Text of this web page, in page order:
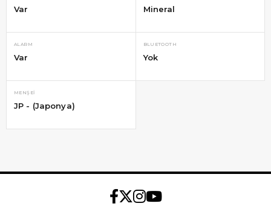
Var Mineral
ALARM
Var
BLUETOOTH
Yok
MENŞEI
JP - (Japonya)